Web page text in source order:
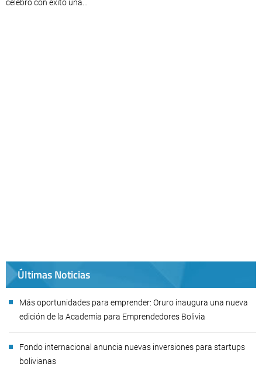
celebró con éxito una...
Últimas Noticias
Más oportunidades para emprender: Oruro inaugura una nueva
edición de la Academia para Emprendedores Bolivia
Fondo internacional anuncia nuevas inversiones para startups
bolivianas